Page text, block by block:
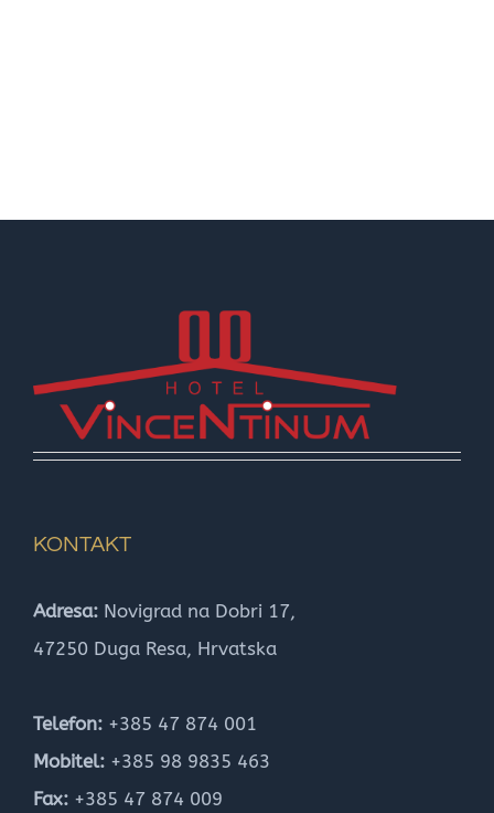
KONTAKT
Adresa: Novigrad na Dobri 17,
47250 Duga Resa, Hrvatska
Telefon: +385 47 874 001
Mobitel: +385 98 9835 463
Fax: +385 47 874 009